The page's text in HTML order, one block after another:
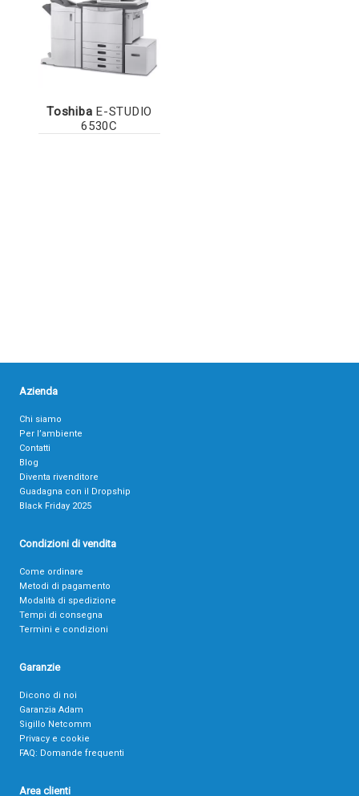
Toshiba E-STUDIO
6530C
Azienda
Chi siamo
Per l’ambiente
Contatti
Blog
Diventa rivenditore
Guadagna con il Dropship
Black Friday 2025
Condizioni di vendita
Come ordinare
Metodi di pagamento
Modalità di spedizione
Tempi di consegna
Termini e condizioni
Garanzie
Dicono di noi
Garanzia Adam
Sigillo Netcomm
Privacy e cookie
FAQ: Domande frequenti
Area clienti